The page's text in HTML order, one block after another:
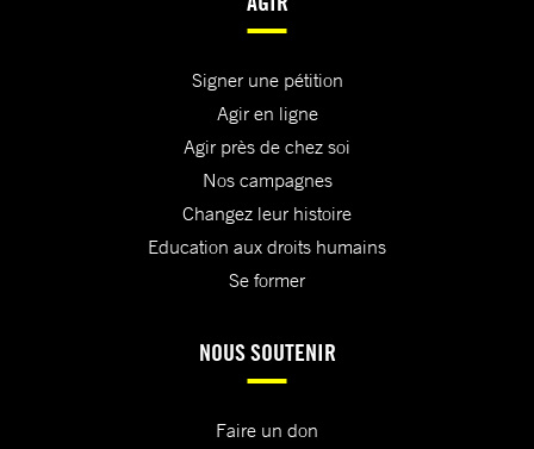
Signer une pétition
Agir en ligne
Agir près de chez soi
Nos campagnes
Changez leur histoire
Education aux droits humains
Se former
NOUS SOUTENIR
Faire un don